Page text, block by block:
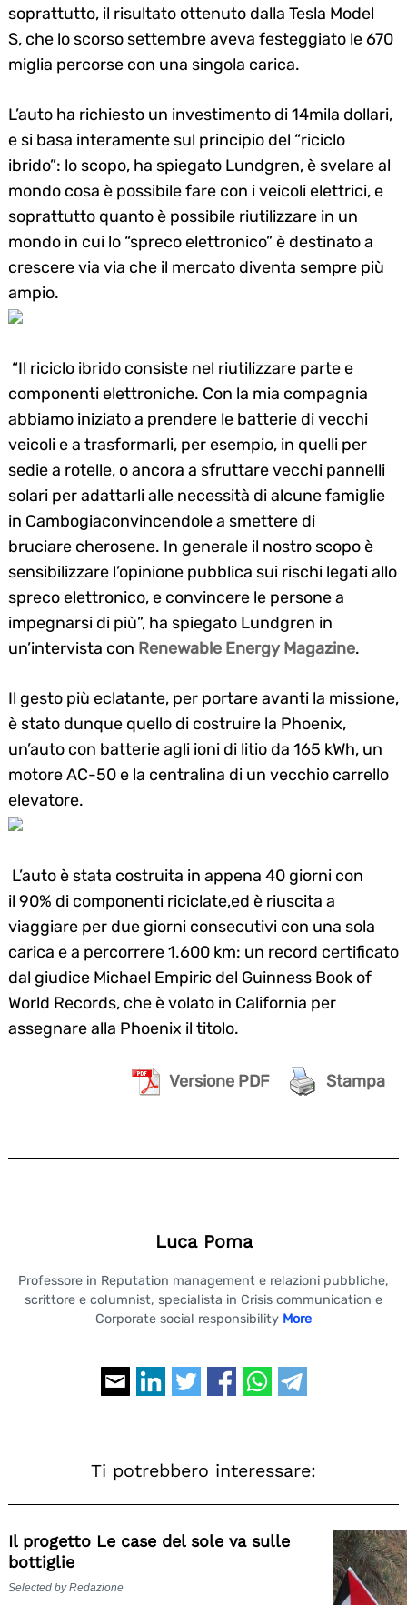
soprattutto, il risultato ottenuto dalla Tesla Model
S, che lo scorso settembre aveva festeggiato le 670
miglia percorse con una singola carica.
L’auto ha richiesto un investimento di 14mila dollari,
e si basa interamente sul principio del “riciclo
ibrido”: lo scopo, ha spiegato Lundgren, è svelare al
mondo cosa è possibile fare con i veicoli elettrici, e
soprattutto quanto è possibile riutilizzare in un
mondo in cui lo “spreco elettronico”è destinato a
crescere via via che il mercato diventa sempre più
ampio.
“Il riciclo ibrido consiste nel riutilizzare parte e
componenti elettroniche. Con la mia compagnia
abbiamo iniziato a prendere le batterie di vecchi
veicoli e a trasformarli, per esempio, in quelli per
sedie a rotelle, o ancora a sfruttare vecchi pannelli
solari per adattarli alle necessità di alcune famiglie
in Cambogiaconvincendole a smettere di
bruciare cherosene. In generale il nostro scopo è
sensibilizzare l’opinione pubblica sui rischi legati allo
spreco elettronico, e convincere le persone a
impegnarsi di più”, ha spiegato Lundgren in
un’intervista con Renewable Energy Magazine.
Il gesto più eclatante, per portare avanti la missione,
è stato dunque quello di costruire la Phoenix,
un’auto con batterie agli ioni di litio da 165 kWh, un
motore AC-50 e la centralina di un vecchio carrello
elevatore.
L’auto è stata costruita in appena 40 giorni con
il 90% di componenti riciclate,ed è riuscita a
viaggiare per due giorni consecutivi con una sola
carica e a percorrere 1.600 km: un record certificato
dal giudice Michael Empiric del Guinness Book of
World Records, che è volato in California per
assegnare alla Phoenix il titolo.
Versione PDF Stampa
Luca Poma
Professore in Reputation management e relazioni pubbliche,
scrittore e columnist, specialista in Crisis communication e
Corporate social responsibility More
Ti potrebbero interessare:
Il progetto Le case del sole va sulle
bottiglie
Selected by Redazione
Search